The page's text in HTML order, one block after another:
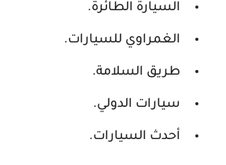
السيارة الطائرة.
الغمراوي للسيارات.
طريق السلامة.
سيارات الدولي.
أحدث السيارات.